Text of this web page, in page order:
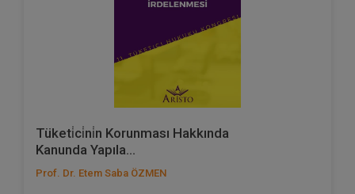
Tüketi̇ci̇ni̇n Korunması Hakkında
Kanunda Yapıla...
Prof. Dr. Etem Saba ÖZMEN